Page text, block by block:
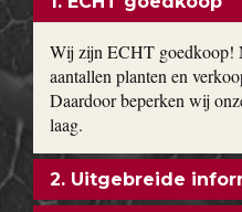
Wij zijn ECHT goedkoop!
aantallen planten en
Daardoor beperken wij
laag.
2. Uitgebreide